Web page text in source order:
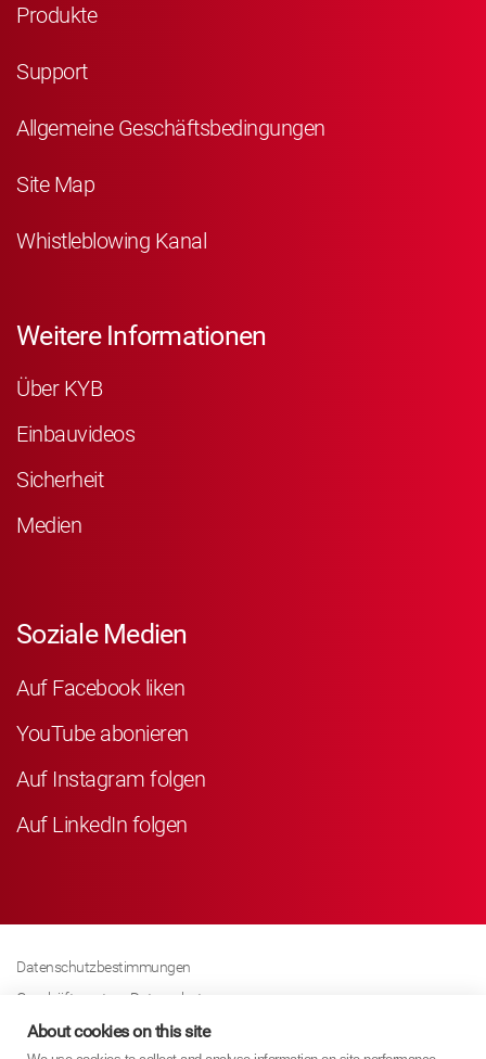
Produkte
Support
Allgemeine Geschäftsbedingungen
Site Map
Whistleblowing Kanal
Weitere Informationen
Über KYB
Einbauvideos
Sicherheit
Medien
Soziale Medien
Auf Facebook liken
YouTube abonieren
Auf Instagram folgen
Auf LinkedIn folgen
Datenschutzbestimmungen
Geschäftspartner Datenschutz
Cookies-Richtline
About cookies on this site